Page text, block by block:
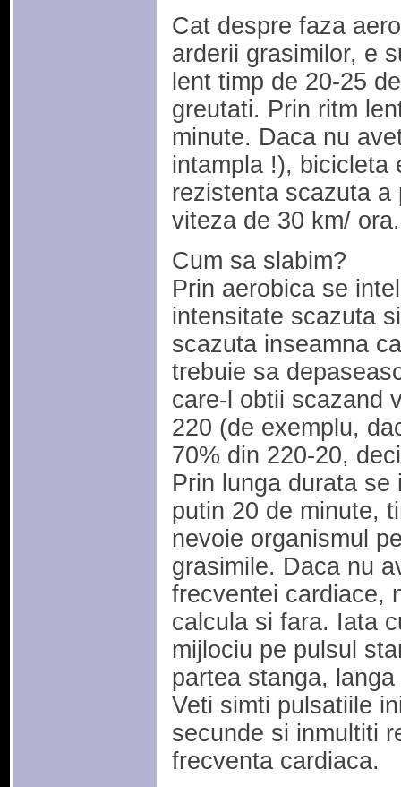
Cat despre faza
arderii grasimilor, e
lent timp de 20-25
greutati. Prin ritm
minute. Daca nu
intampla !), bicicleta
rezistenta scazuta a
viteza de 30 km/ ora.
Cum sa slabim?
Prin aerobica se
intensitate scazuta
scazuta inseamna
trebuie sa
care-l obtii scazand
220 (de exemplu,
70% din 220-20,
Prin lunga durata se
putin 20 de minute,
nevoie organismul
grasimile. Daca nu
frecventei cardiace,
calcula si fara. Iata
mijlociu pe pulsul
partea stanga,
Veti simti pulsatiile
secunde si inmultiti
frecventa cardiaca.